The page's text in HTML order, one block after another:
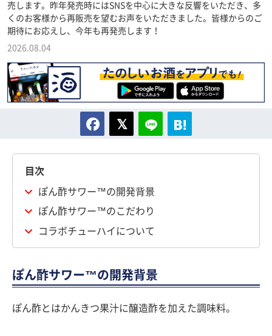
売します。昨年発売時にはSNSを中心に大きな反響をいただき、多
くのお客様から再販売を望むお声をいただきました。皆様からのご
期待にお応えし、今年も再発売します！
2026.08.04
目次
ぽん酢サワー™の開発背景
ぽん酢サワー™のこだわり
コラボチューハイについて
ぽん酢サワー™の開発背景
ぽん酢とはかんきつ果汁に醸造酢を加えた調味料。